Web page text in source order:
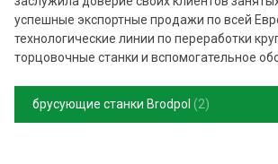
успешные экспортные продажи по всей
технологические линии по переработки
торцовочные станки и вспомогательное
брусующие станки Brodpol 2